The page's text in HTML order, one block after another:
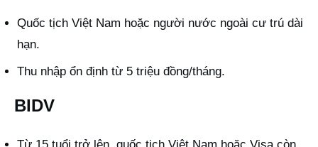
Quốc tịch Việt Nam hoặc người nước ngoài cư trú dài
hạn.
Thu nhập ổn định từ 5 triệu đồng/tháng.
BIDV